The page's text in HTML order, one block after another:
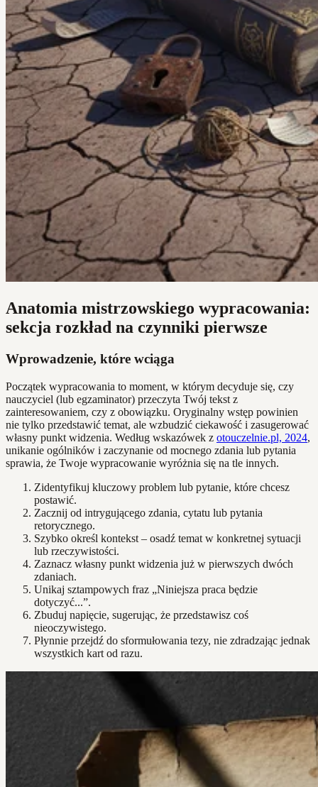
Anatomia mistrzowskiego wypracowania:
sekcja rozkład na czynniki pierwsze
Wprowadzenie, które wciąga
Początek wypracowania to moment, w którym decyduje się, czy
nauczyciel (lub egzaminator) przeczyta Twój tekst z
zainteresowaniem, czy z obowiązku. Oryginalny wstęp powinien
nie tylko przedstawić temat, ale wzbudzić ciekawość i zasugerować
własny punkt widzenia. Według wskazówek z otouczelnie.pl, 2024,
unikanie ogólników i zaczynanie od mocnego zdania lub pytania
sprawia, że Twoje wypracowanie wyróżnia się na tle innych.
Zidentyfikuj kluczowy problem lub pytanie, które chcesz
postawić.
Zacznij od intrygującego zdania, cytatu lub pytania
retorycznego.
Szybko określ kontekst – osadź temat w konkretnej sytuacji
lub rzeczywistości.
Zaznacz własny punkt widzenia już w pierwszych dwóch
zdaniach.
Unikaj sztampowych fraz „Niniejsza praca będzie
dotyczyć...”.
Zbuduj napięcie, sugerując, że przedstawisz coś
nieoczywistego.
Płynnie przejdź do sformułowania tezy, nie zdradzając jednak
wszystkich kart od razu.